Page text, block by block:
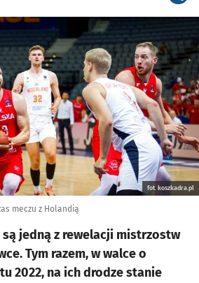
fot. koszkadra.pl
meczu z Holandią
jedną z rewelacji mistrzostw
Tym razem, w walce o
2022, na ich drodze stanie